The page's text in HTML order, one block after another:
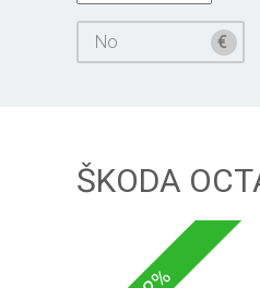
ŠKODA